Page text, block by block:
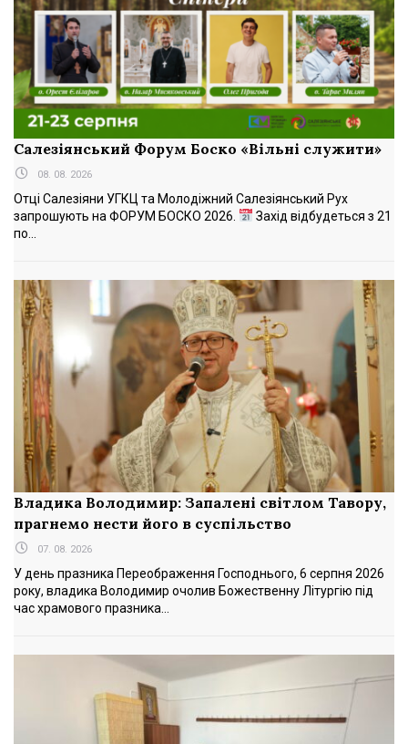
Салезіянський Форум Боско «Вільні служити»
08. 08. 2026
Отці Салезіяни УГКЦ та Молодіжний Салезіянський Рух
запрошують на ФОРУМ БОСКО 2026.
Захід відбудеться з 21
по...
Владика Володимир: Запалені світлом Тавору,
прагнемо нести його в суспільство
07. 08. 2026
У день празника Переображення Господнього, 6 серпня 2026
року, владика Володимир очолив Божественну Літургію під
час храмового празника...